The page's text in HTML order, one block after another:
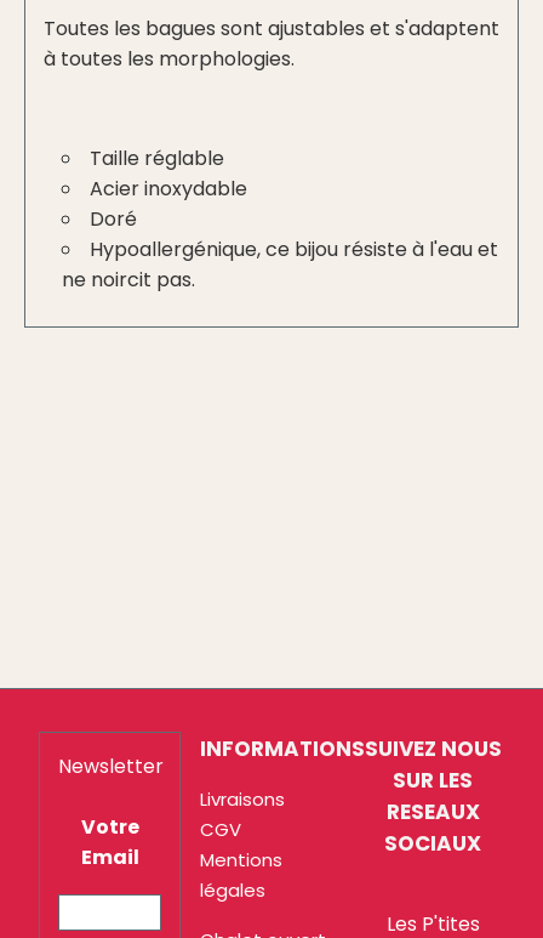
Toutes les bagues sont ajustables et s'adaptent
à toutes les morphologies.
Taille réglable
Acier inoxydable
Doré
Hypoallergénique, ce bijou résiste à l'eau et
ne noircit pas.
Newsletter
Votre
Email
INFORMATIONS
Livraisons
CGV
Mentions
légales
SUIVEZ NOUS
SUR LES
RESEAUX
SOCIAUX
Les P'tites